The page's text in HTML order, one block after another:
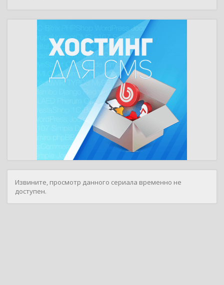
Извините, просмотр данного сериала временно не
доступен.